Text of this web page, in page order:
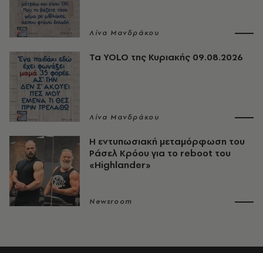
Λίνα Μανδράκου
Τα YOLO της Κυριακής 09.08.2026
Λίνα Μανδράκου
Η εντυπωσιακή μεταμόρφωση του
Ράσελ Κρόου για το reboot του
«Highlander»
Newsroom